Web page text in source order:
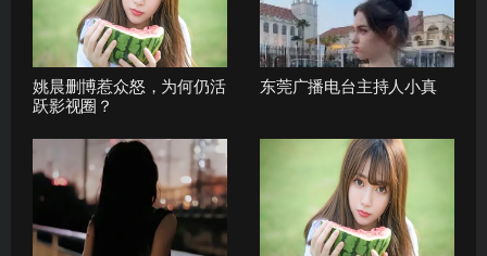
姚晨删博惹众怒，为何仍活
跃影视圈？
东莞广播电台主持人小真